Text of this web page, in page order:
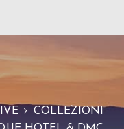
A PROPOSITO
SERVIZICOLLEZIONI